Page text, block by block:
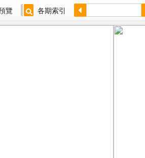
覽 各期索引